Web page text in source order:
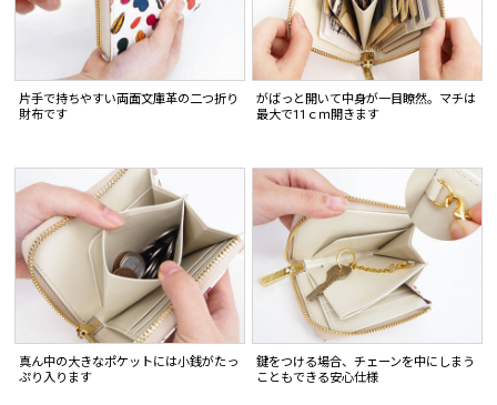
片手で持ちやすい両面文庫革の二つ折り
財布です
がばっと開いて中身が一目瞭然。マチは
最大で11ｃｍ開きます
真ん中の大きなポケットには小銭がたっ
ぷり入ります
鍵をつける場合、チェーンを中にしまう
こともできる安心仕様